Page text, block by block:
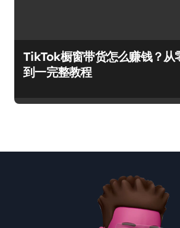
TikTok橱窗带货怎么赚钱？从
到一完整教程